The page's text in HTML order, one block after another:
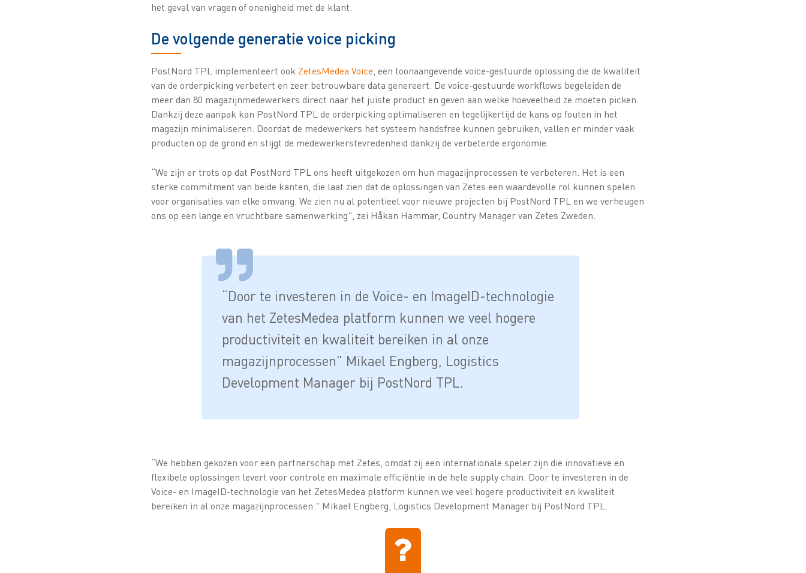
het geval van vragen of onenigheid met de klant.
De volgende generatie voice picking
PostNord TPL implementeert ook ZetesMedea Voice , een toonaangevende voice-gestuurde oplossing die de kwaliteit
van de orderpicking verbetert en zeer betrouwbare data genereert. De voice-gestuurde workflows begeleiden de
meer dan 80 magazijnmedewerkers direct naar het juiste product en geven aan welke hoeveelheid ze moeten picken.
Dankzij deze aanpak kan PostNord TPL de orderpicking optimaliseren en tegelijkertijd de kans op fouten in het
magazijn minimaliseren. Doordat de medewerkers het systeem handsfree kunnen gebruiken, vallen er minder vaak
producten op de grond en stijgt de medewerkerstevredenheid dankzij de verbeterde ergonomie.
“We zijn er trots op dat PostNord TPL ons heeft uitgekozen om hun magazijnprocessen te verbeteren. Het is een
sterke commitment van beide kanten, die laat zien dat de oplossingen van Zetes een waardevolle rol kunnen spelen
voor organisaties van elke omvang. We zien nu al potentieel voor nieuwe projecten bij PostNord TPL en we verheugen
ons op een lange en vruchtbare samenwerking", zei Håkan Hammar, Country Manager van Zetes Zweden.
“Door te investeren in de Voice- en ImageID-technologie
van het ZetesMedea platform kunnen we veel hogere
productiviteit en kwaliteit bereiken in al onze
magazijnprocessen" Mikael Engberg, Logistics
Development Manager bij PostNord TPL.
“We hebben gekozen voor een partnerschap met Zetes, omdat zij een internationale speler zijn die innovatieve en
flexibele oplossingen levert voor controle en maximale efficiëntie in de hele supply chain. Door te investeren in de
Voice- en ImageID-technologie van het ZetesMedea platform kunnen we veel hogere productiviteit en kwaliteit
bereiken in al onze magazijnprocessen." Mikael Engberg, Logistics Development Manager bij PostNord TPL.